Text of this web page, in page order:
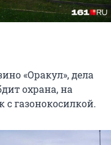
«Оракул», дела
охрана, на
с газонокосилкой.